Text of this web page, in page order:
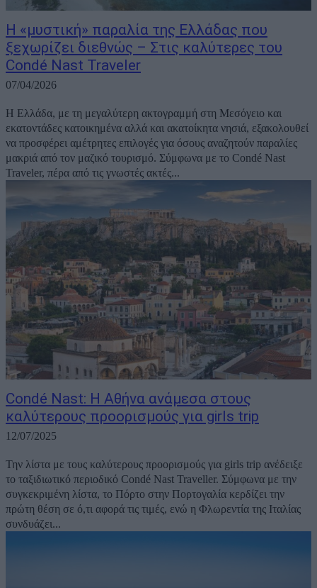
Η «μυστική» παραλία της Ελλάδας που
ξεχωρίζει διεθνώς – Στις καλύτερες του
Condé Nast Traveler
07/04/2026
Η Ελλάδα, με τη μεγαλύτερη ακτογραμμή στη Μεσόγειο και
εκατοντάδες κατοικημένα αλλά και ακατοίκητα νησιά, εξακολουθεί
να προσφέρει αμέτρητες επιλογές για όσους αναζητούν παραλίες
μακριά από τον μαζικό τουρισμό. Σύμφωνα με το Condé Nast
Traveler, πέρα από τις γνωστές ακτές...
Condé Nast: Η Αθήνα ανάμεσα στους
καλύτερους προορισμούς για girls trip
12/07/2025
Την λίστα με τους καλύτερους προορισμούς για girls trip ανέδειξε
το ταξιδιωτικό περιοδικό Condé Nast Traveller. Σύμφωνα με την
συγκεκριμένη λίστα, το Πόρτο στην Πορτογαλία κερδίζει την
πρώτη θέση σε ό,τι αφορά τις τιμές, ενώ η Φλωρεντία της Ιταλίας
συνδυάζει...